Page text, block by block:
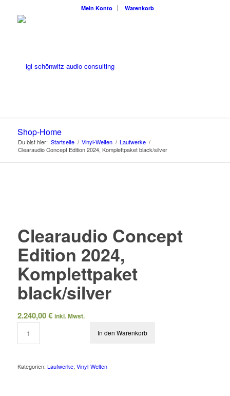
Mein Konto Warenkorb
Shop-Home
Du bist hier: Startseite / Vinyl-Welten / Laufwerke /
Clearaudio Concept Edition 2024, Komplettpaket black/silver
Clearaudio Concept
Edition 2024,
Komplettpaket
black/silver
2.240,00€ inkl. Mwst.
In den Warenkorb
Kategorien: Laufwerke, Vinyl-Welten